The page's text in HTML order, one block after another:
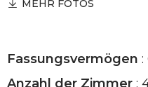
MEHR FOTOS
Fassungsvermögen :
Anzahl der Zimmer :